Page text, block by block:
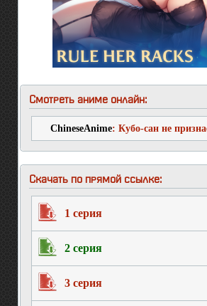
Смотреть аниме онлайн:
ChineseAnime: Кубо-сан не
(мобом)
Скачать по прямой ссылке:
1 серия
2 серия
3 серия